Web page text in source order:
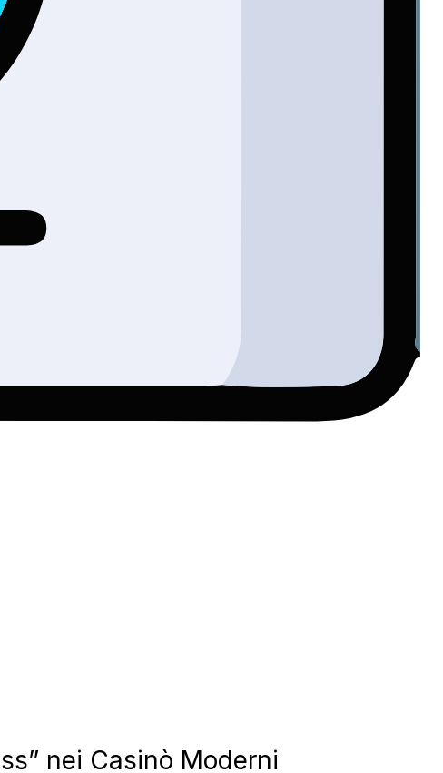
nei Casinò Moderni